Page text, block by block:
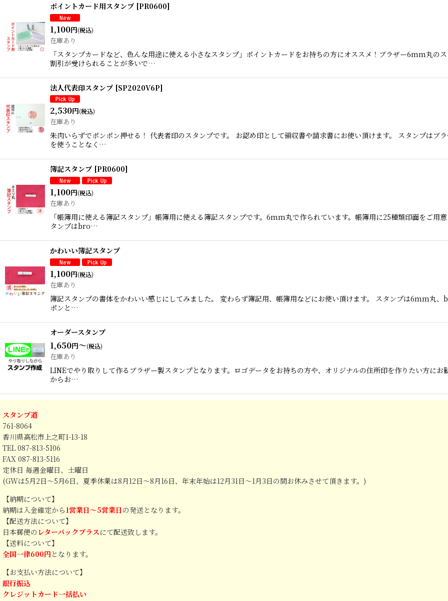
ポイントカード用スタンプ [PR0600]
1,100円(税込)
在庫あり
「スタンプカードなど、色んな用途に使える小さなスタンプ」ポイントカードをお持ちの方にオススメ！ブラザー6mm丸の
割引が受けられることが多いで…
法人代表印スタンプ [SP2020V6P]
2,530円(税込)
在庫あり
朱肉いらずでポンポン押せる！ 代表者印のスタンプです。 お認め印として領収書や請求書にお使い頂けます。 スタンプはブ
を使うことなく…
簿記スタンプ [PR0600]
1,100円(税込)
在庫あり
「帳簿用に使える簿記スタンプ」帳簿用に使える簿記スタンプです。6mm丸で作られています。帳簿用に25種類印面をご用
タンプはbro…
かわいい簿記スタンプ
1,100円(税込)
在庫あり
簿記スタンプの書体をかわいい感じにしてみました。 変わらず簿記用、帳簿用などにお使い頂けます。 スタンプは6mm丸
ポンと…
オーダースタンプ
1,650円～(税込)
在庫あり
LINEでやり取りして作るブラザー製スタンプとなります。ロゴデータをお持ちの方や、オリジナルの住所印を作りたい方
からお…
スタンプ道
761-8064
香川県高松市上之町1-13-18
TEL 087-813-5106
FAX 087-813-5116
定休日 毎週金曜日、土曜日
(GWは5月2日～5月6日、夏季休業は8月12日～8月16日、年末年始は12月31日～1月3日の間お休みさせて頂きます。)
【納期について】
納期は入金確定から1営業日～5営業日の発送となります。
【配送方法について】
日本郵便の レターパックプラスにて配送致します。
【送料について】
全国一律600円 となります。
【お支払い方法について】
銀行振込
クレジットカード一括払い